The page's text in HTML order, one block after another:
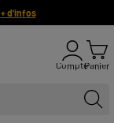
+ d'infos
ComptePanier